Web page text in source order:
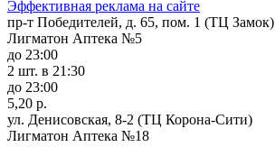
Эффективная реклама на сайте
пр-т Победителей, д. 65, пом. 1 (ТЦ Замок)
Лигматон Аптека №5
до 23:00
2 шт. в 21:30
до 23:00
5,20 р.
ул. Денисовская, 8-2 (ТЦ Корона-Сити)
Лигматон Аптека №18